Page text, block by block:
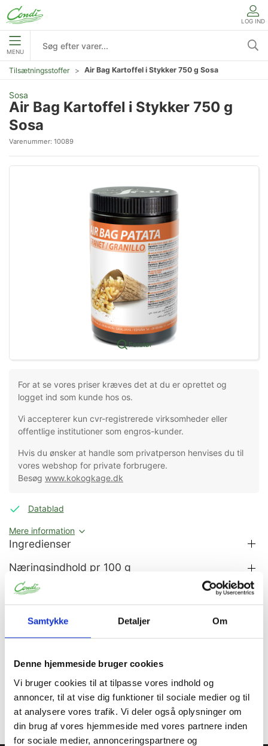
Samtykke Detaljer Om
Denne hjemmeside bruger cookies
Vi bruger cookies til at tilpasse vores indhold og
annoncer, til at vise dig funktioner til sociale medier og til
at analysere vores trafik. Vi deler også oplysninger om
din brug af vores hjemmeside med vores partnere inden
for sociale medier, annonceringspartnere og
LOG IND
MENU
Tilsætningsstoffer Air Bag Kartoffel i Stykker 750 g Sosa
Sosa
Air Bag Kartoffel i Stykker 750 g
Sosa
Varenummer: 10089
Forstør
For at se vores priser kræves det at du er oprettet og
logget ind som kunde hos os.
Vi accepterer kun cvr-registrerede virksomheder eller
offentlige institutioner som engros-kunder.
Hvis du ønsker at handle som privatperson henvises du til
vores webshop for private forbrugere.
Besøg www.kokogkage.dk
Datablad
Mere information
Ingredienser
Næringsindhold pr 100 g
Allergener
Anvendes som sprødt overtræk på div. fødevarer.